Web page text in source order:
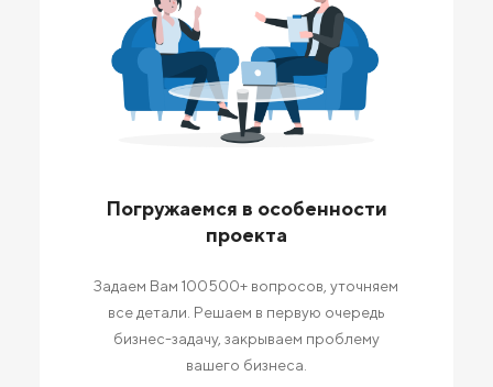
Погружаемся в особенности
проекта
Задаем Вам 100500+ вопросов, уточняем
все детали. Решаем в первую очередь
бизнес-задачу, закрываем проблему
вашего бизнеса.